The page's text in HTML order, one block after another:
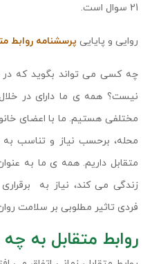
21 سوال است.
روایی و پایایی پرسشنامه روابط
چه کسی می تواند بگوید که در
نیست؟ همه ی ما دارای در خلال
مختلفی هستیم. ما با اعضای
محله، برحسب نیاز و تناسب به
متقابل داریم. همه ی ما به
زندگی می کند، نیاز به برقراری
فردی تاثیر مطلوبی بر سلامت
روابط متقابل به